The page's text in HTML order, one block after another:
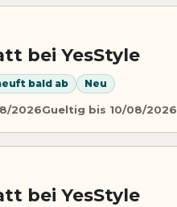
bei YesStyle
bald ab Neu
2026Gueltig bis 10/08/2026
bei YesStyle